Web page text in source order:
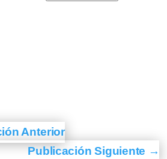
Anterior
Publicación Siguiente →